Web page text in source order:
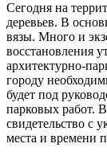
Сегодня на
деревьев. В
вязы. Много и
восстановления
архитектурно-
городу
будет под
парковых работ.
свидетельство с
места и времени